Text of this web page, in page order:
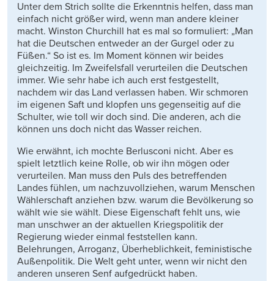
Unter dem Strich sollte die Erkenntnis helfen, dass man
einfach nicht größer wird, wenn man andere kleiner
macht. Winston Churchill hat es mal so formuliert: „Man
hat die Deutschen entweder an der Gurgel oder zu
Füßen.“ So ist es. Im Moment können wir beides
gleichzeitig. Im Zweifelsfall verurteilen die Deutschen
immer. Wie sehr habe ich auch erst festgestellt,
nachdem wir das Land verlassen haben. Wir schmoren
im eigenen Saft und klopfen uns gegenseitig auf die
Schulter, wie toll wir doch sind. Die anderen, ach die
können uns doch nicht das Wasser reichen.
Wie erwähnt, ich mochte Berlusconi nicht. Aber es
spielt letztlich keine Rolle, ob wir ihn mögen oder
verurteilen. Man muss den Puls des betreffenden
Landes fühlen, um nachzuvollziehen, warum Menschen
Wählerschaft anziehen bzw. warum die Bevölkerung so
wählt wie sie wählt. Diese Eigenschaft fehlt uns, wie
man unschwer an der aktuellen Kriegspolitik der
Regierung wieder einmal feststellen kann.
Belehrungen, Arroganz, Überheblichkeit, feministische
Außenpolitik. Die Welt geht unter, wenn wir nicht den
anderen unseren Senf aufgedrückt haben.